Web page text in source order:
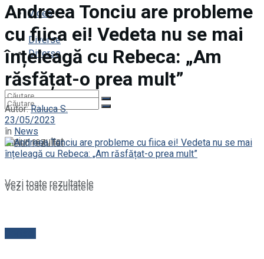
Diverse
Niciun rezultat
Vezi toate rezultatele
Video
Diverse
Niciun rezultat
Vezi toate rezultatele
Andreea Tonciu are probleme
cu fiica ei! Vedeta nu se mai
înțeleagă cu Rebeca: „Am
răsfățat-o prea mult”
Autor: Raluca S.
23/05/2023
în News